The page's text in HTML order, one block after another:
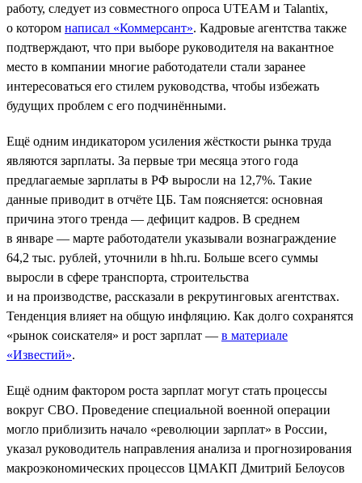
работу, следует из совместного опроса UTEAM и Talantix,
о котором написал «Коммерсант». Кадровые агентства также
подтверждают, что при выборе руководителя на вакантное
место в компании многие работодатели стали заранее
интересоваться его стилем руководства, чтобы избежать
будущих проблем с его подчинёнными.
Ещё одним индикатором усиления жёсткости рынка труда
являются зарплаты. За первые три месяца этого года
предлагаемые зарплаты в РФ выросли на 12,7%. Такие
данные приводит в отчёте ЦБ. Там поясняется: основная
причина этого тренда — дефицит кадров. В среднем
в январе — марте работодатели указывали вознаграждение
64,2 тыс. рублей, уточнили в hh.ru. Больше всего суммы
выросли в сфере транспорта, строительства
и на производстве, рассказали в рекрутинговых агентствах.
Тенденция влияет на общую инфляцию. Как долго сохранятся
«рынок соискателя» и рост зарплат — в материале
«Известий».
Ещё одним фактором роста зарплат могут стать процессы
вокруг СВО. Проведение специальной военной операции
могло приблизить начало «революции зарплат» в России,
указал руководитель направления анализа и прогнозирования
макроэкономических процессов ЦМАКП Дмитрий Белоусов